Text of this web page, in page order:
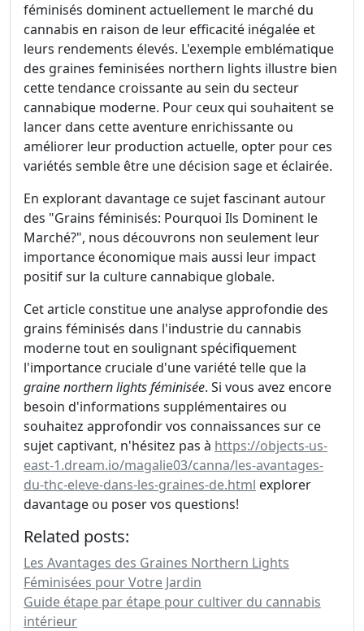
féminisés dominent actuellement le marché du
cannabis en raison de leur efficacité inégalée et
leurs rendements élevés. L'exemple emblématique
des graines feminisées northern lights illustre bien
cette tendance croissante au sein du secteur
cannabique moderne. Pour ceux qui souhaitent se
lancer dans cette aventure enrichissante ou
améliorer leur production actuelle, opter pour ces
variétés semble être une décision sage et éclairée.
En explorant davantage ce sujet fascinant autour
des "Grains féminisés: Pourquoi Ils Dominent le
Marché?", nous découvrons non seulement leur
importance économique mais aussi leur impact
positif sur la culture cannabique globale.
Cet article constitue une analyse approfondie des
grains féminisés dans l'industrie du cannabis
moderne tout en soulignant spécifiquement
l'importance cruciale d'une variété telle que la
graine northern lights féminisée. Si vous avez encore
besoin d'informations supplémentaires ou
souhaitez approfondir vos connaissances sur ce
sujet captivant, n'hésitez pas à https://objects-us-
east-1.dream.io/magalie03/canna/les-avantages-
du-thc-eleve-dans-les-graines-de.html explorer
davantage ou poser vos questions!
Related posts:
Les Avantages des Graines Northern Lights
Féminisées pour Votre Jardin
Guide étape par étape pour cultiver du cannabis
intérieur